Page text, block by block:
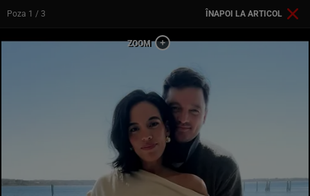
Poza 1 / 3 ÎNAPOI LA ARTICOL